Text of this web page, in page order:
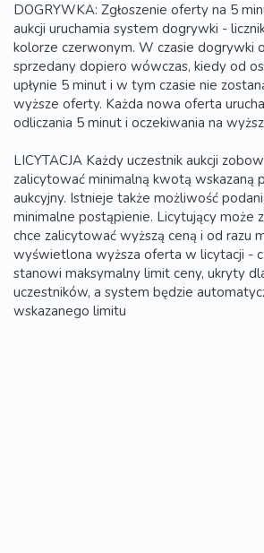
DOGRYWKA: Zgłoszenie oferty na 5
aukcji uruchamia system dogrywki -
kolorze czerwonym. W czasie dogrywki
sprzedany dopiero wówczas, kiedy od
upłynie 5 minut i w tym czasie nie
wyższe oferty. Każda nowa oferta
odliczania 5 minut i oczekiwania na
LICYTACJA Każdy uczestnik aukcji
zalicytować minimalną kwotą wskazaną
aukcyjny. Istnieje także możliwość
minimalne postąpienie. Licytujący może
chce zalicytować wyższą ceną i od razu
wyświetlona wyższa oferta w licytacji -
stanowi maksymalny limit ceny, ukryty
uczestników, a system będzie
wskazanego limitu